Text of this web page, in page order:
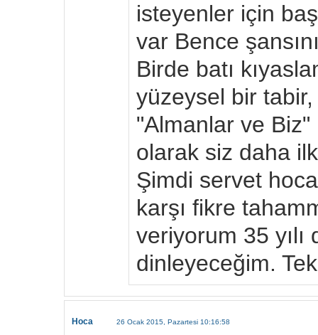
isteyenler için
var Bence
Birde batı
yüzeysel bir tabir,
"Almanlar ve Biz"
olarak siz daha ilk
Şimdi servet
karşı fikre
veriyorum 35
dinleyeceğim.
Hoca 26 Ocak 2015, Pazartesi 10:16:58